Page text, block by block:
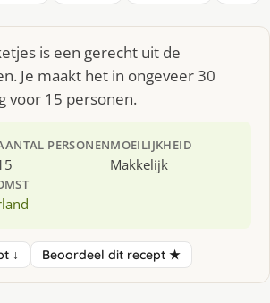
is een gerecht uit de
Je maakt het in ongeveer 30
voor 15 personen.
PERSONENMOEILIJKHEID
Makkelijk
↓ Beoordeel dit recept ★